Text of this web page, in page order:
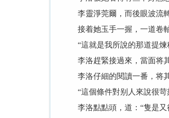
李靈淨莞爾，而後眼波流轉
接着她玉手一握，一道卷軸
“這就是我所說的那道提煉
李洛趕緊接過來，當面将其
李洛仔細的閱讀一番，将其
“這個條件對别人來說很苛
李洛點點頭，道：“隻是又